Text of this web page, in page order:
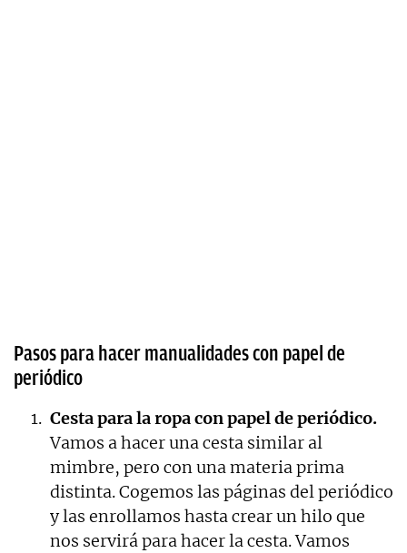
Pasos para hacer manualidades con papel de
periódico
Cesta para la ropa con papel de periódico.
Vamos a hacer una cesta similar al
mimbre, pero con una materia prima
distinta. Cogemos las páginas del periódico
y las enrollamos hasta crear un hilo que
nos servirá para hacer la cesta. Vamos